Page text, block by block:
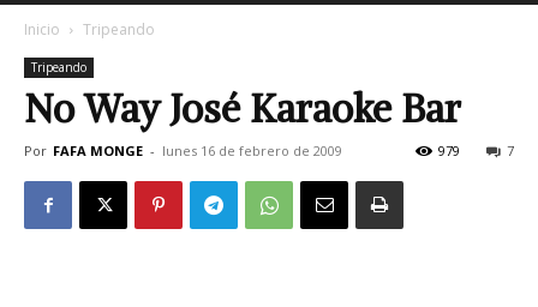
Inicio Tripeando
Tripeando
No Way José Karaoke Bar
Por FAFA MONGE - lunes 16 de febrero de 2009 7
979